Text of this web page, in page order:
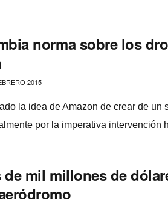
norma sobre los
2015
la idea de Amazon de crear de un
por la imperativa intervención
mil millones de